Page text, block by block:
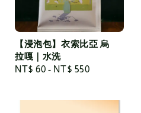
【浸泡包】衣索比亞 烏
拉嘎｜水洗
Regular
NT$ 60 - NT$ 550